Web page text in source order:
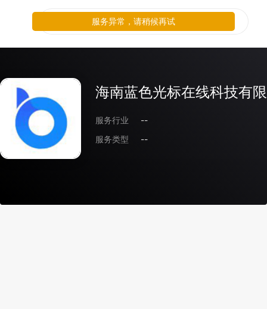
海南蓝色光标在线科技有
服务行业
--
服务类型
--
服务异常，请稍候再试